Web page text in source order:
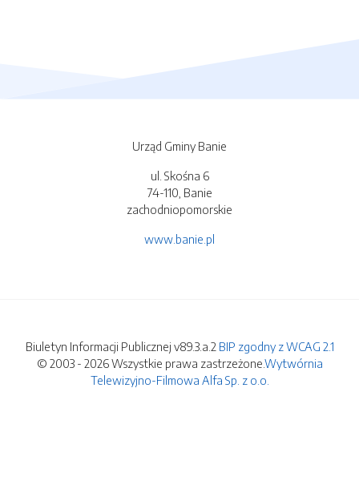
Urząd Gminy Banie
ul. Skośna 6
74-110, Banie
zachodniopomorskie
www.banie.pl
Biuletyn Informacji Publicznej v89.3.a.2 BIP zgodny z WCAG 2.1
© 2003 - 2026 Wszystkie prawa zastrzeżone.Wytwórnia
Telewizyjno-Filmowa Alfa Sp. z o.o.